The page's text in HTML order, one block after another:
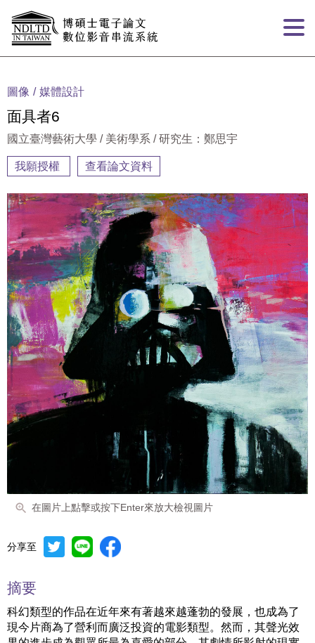
圖像 媒體設計
面具者6
國立臺灣藝術大學 / 美術學系 / 研究生：鄭思宇
我願授權 查看論文資料
在圖片上點擊或按下Enter來放大檢視圖片
分享至
摘要
科幻類型的作品在近年來有著越來越蓬勃的發展，也成為了
現今片商為了營利而廣泛投資的電影類型。然而，其聲光效